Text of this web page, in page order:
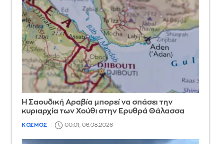
Η Σαουδική Αραβία μπορεί να σπάσει την
κυριαρχία των Χούθι στην Ερυθρά Θάλασσα
ΚΟΣΜΟΣ 00:01, 06.08.2026